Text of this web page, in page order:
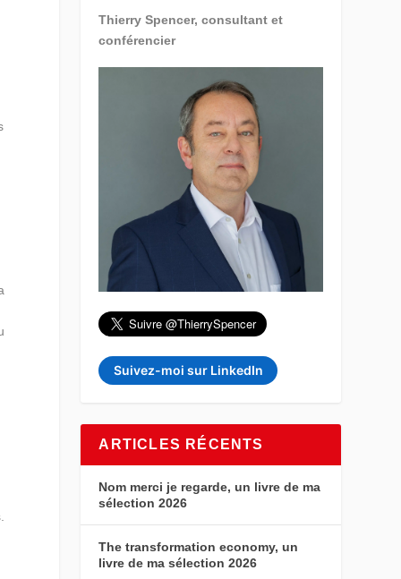
Thierry Spencer, consultant et
conférencier
Suivez-moi sur LinkedIn
ARTICLES RÉCENTS
Nom merci je regarde, un livre de ma
sélection 2026
The transformation economy, un
livre de ma sélection 2026